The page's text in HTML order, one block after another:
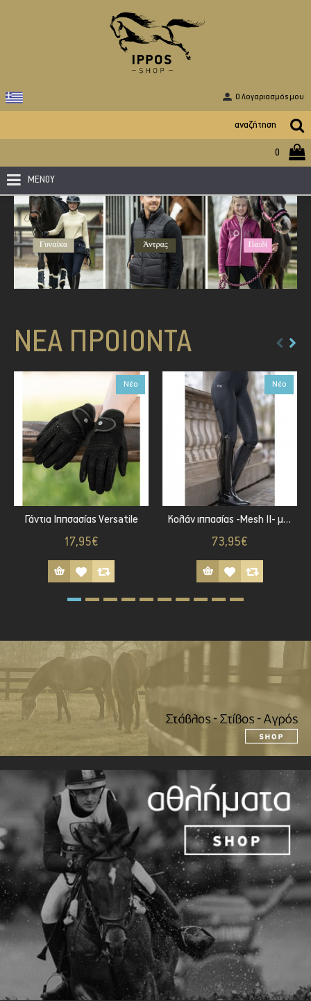
0
O Λογαριασμός μου
ΜΕΝΟΥ
ΝΈΑ ΠΡΟΪΌΝΤΑ
Νέο
Γάντια Ιππσασίας Versatile
17,95€
Νέο
Κολάν ιππασίας -Mesh II- με πλήρη έδρα σιλικόνης
73,95€